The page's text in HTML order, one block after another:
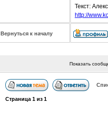
Текст:
http://
Вернуться к началу
Показать
Страница 1из 1